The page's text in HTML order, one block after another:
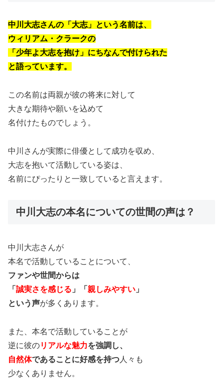
中川大志さんの「大志」という名前は、
ウィリアム・クラークの
「少年よ大志を抱け」にちなんで付けられた
と語っています。
この名前は両親が彼の将来に対して
大きな期待や願いを込めて
名付けたものでしょう。
中川さんが実際に俳優として成功を収め、
大志を抱いて活動している姿は、
名前にぴったりと一致していると言えます。
中川大志の本名についての世間の声は？
中川大志さんが
本名で活動していることについて、
ファンや世間からは
「 誠実さを感じる 」「 親しみやすい 」
という声が多くあります。
また、本名で活動していることが
逆に彼のリアルな魅力を強調し、
自然体であることに好感を持つ 人々も
少なくありません。